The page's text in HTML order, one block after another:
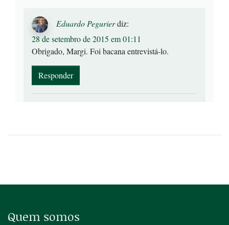
Eduardo Pegurierdiz:
28 de setembro de 2015 em 01:11
Obrigado, Margi. Foi bacana entrevistá-lo.
Responder
Quem somos